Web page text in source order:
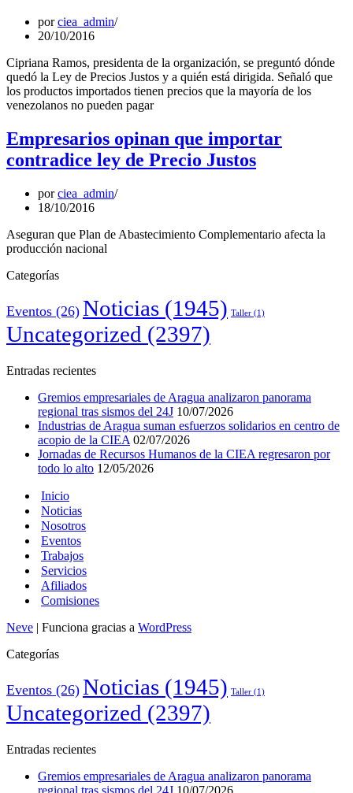
porciea_admin
20/10/2016
Cipriana Ramos, presidenta de la organización, se preguntó dónde
quedó la Ley de Precios Justos y a quién está dirigida. Señaló que
los productos importados tienen precios que la mayoría de los
venezolanos no pueden pagar
Empresarios opinan que importar
contradice ley de Precio Justos
porciea_admin
18/10/2016
Aseguran que Plan de Abastecimiento Complementario afecta la
producción nacional
Categorías
Eventos (26) Noticias (1945) Taller (1)
Uncategorized (2397)
Entradas recientes
Gremios empresariales de Aragua analizaron panorama
regional tras sismos del 24J 10/07/2026
Industrias de Aragua suman esfuerzos solidarios en centro de
acopio de la CIEA 02/07/2026
Jornadas de Recursos Humanos de la CIEA regresaron por
todo lo alto 12/05/2026
Inicio
Noticias
Nosotros
Eventos
Trabajos
Servicios
Afiliados
Comisiones
Neve | Funciona gracias a WordPress
Categorías
Eventos (26) Noticias (1945) Taller (1)
Uncategorized (2397)
Entradas recientes
Gremios empresariales de Aragua analizaron panorama
regional tras sismos del 24J 10/07/2026